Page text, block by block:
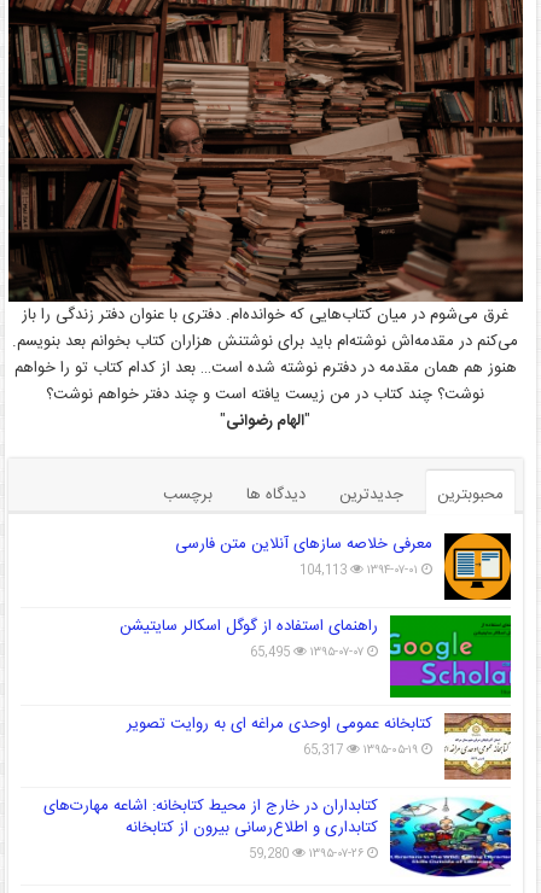
غرق می‌شوم در میان کتاب‌هایی که خوانده‌ام. دفتری با عنوان دفتر زندگی را باز
می‌کنم در مقدمه‌اش نوشته‌ام باید برای نوشتنش هزاران کتاب بخوانم بعد بنویسم.
هنوز هم همان مقدمه در دفترم نوشته شده است… بعد از کدام کتاب تو را خواهم
نوشت؟ چند کتاب در من زیست یافته است و چند دفتر خواهم نوشت؟
"الهام رضوانی"
محبوبترین جدیدترین دیدگاه ها
برچسب
معرفی خلاصه سازهای آنلاین متن فارسی
۱۳۹۴-۰۷-۰۱ 104,113
راهنمای استفاده از گوگل اسکالر سایتیشن
۱۳۹۵-۰۷-۰۷ 65,495
کتابخانه عمومی اوحدی مراغه ای به روایت تصویر
۱۳۹۵-۰۵-۱۹ 65,317
کتابداران در خارج از محیط کتابخانه: اشاعه مهارت‌های
کتابداری و اطلاع‌رسانی بیرون از کتابخانه
۱۳۹۵-۰۷-۲۶ 59,280